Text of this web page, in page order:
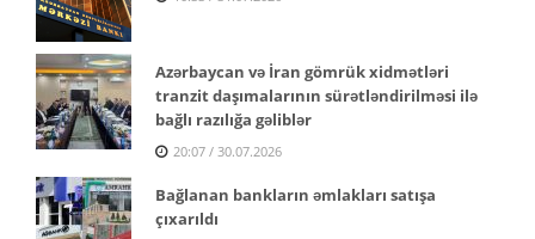
Azərbaycan və İran gömrük xidmətləri
tranzit daşımalarının sürətləndirilməsi ilə
bağlı razılığa gəliblər
20:07 / 30.07.2026
Bağlanan bankların əmlakları satışa
çıxarıldı